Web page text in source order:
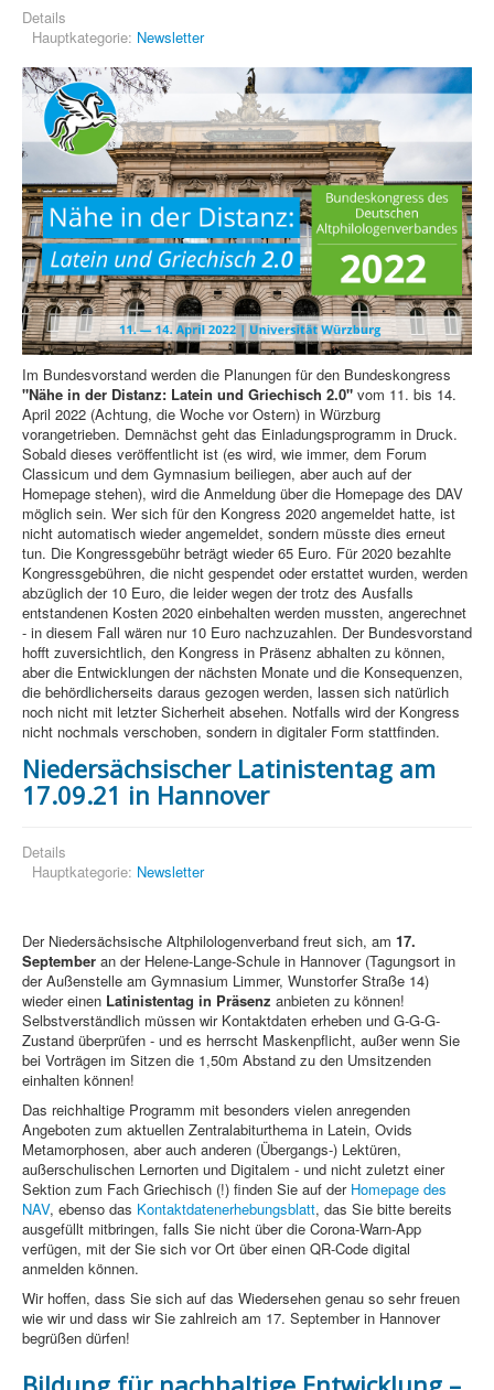
Details
Hauptkategorie: Newsletter
Im Bundesvorstand werden die Planungen für den Bundeskongress
"Nähe in der Distanz: Latein und Griechisch 2.0" vom 11. bis 14.
April 2022 (Achtung, die Woche vor Ostern) in Würzburg
vorangetrieben. Demnächst geht das Einladungsprogramm in Druck.
Sobald dieses veröffentlicht ist (es wird, wie immer, dem Forum
Classicum und dem Gymnasium beiliegen, aber auch auf der
Homepage stehen), wird die Anmeldung über die Homepage des DAV
möglich sein. Wer sich für den Kongress 2020 angemeldet hatte, ist
nicht automatisch wieder angemeldet, sondern müsste dies erneut
tun. Die Kongressgebühr beträgt wieder 65 Euro. Für 2020 bezahlte
Kongressgebühren, die nicht gespendet oder erstattet wurden, werden
abzüglich der 10 Euro, die leider wegen der trotz des Ausfalls
entstandenen Kosten 2020 einbehalten werden mussten, angerechnet
- in diesem Fall wären nur 10 Euro nachzuzahlen. Der Bundesvorstand
hofft zuversichtlich, den Kongress in Präsenz abhalten zu können,
aber die Entwicklungen der nächsten Monate und die Konsequenzen,
die behördlicherseits daraus gezogen werden, lassen sich natürlich
noch nicht mit letzter Sicherheit absehen. Notfalls wird der Kongress
nicht nochmals verschoben, sondern in digitaler Form stattfinden.
Niedersächsischer Latinistentag am
17.09.21 in Hannover
Details
Hauptkategorie: Newsletter
Der Niedersächsische Altphilologenverband freut sich, am 17.
September an der Helene-Lange-Schule in Hannover (Tagungsort in
der Außenstelle am Gymnasium Limmer, Wunstorfer Straße 14)
wieder einen Latinistentag in Präsenz anbieten zu können!
Selbstverständlich müssen wir Kontaktdaten erheben und G-G-G-
Zustand überprüfen - und es herrscht Maskenpflicht, außer wenn Sie
bei Vorträgen im Sitzen die 1,50m Abstand zu den Umsitzenden
einhalten können!
Das reichhaltige Programm mit besonders vielen anregenden
Angeboten zum aktuellen Zentralabiturthema in Latein, Ovids
Metamorphosen, aber auch anderen (Übergangs-) Lektüren,
außerschulischen Lernorten und Digitalem - und nicht zuletzt einer
Sektion zum Fach Griechisch (!) finden Sie auf der Homepage des
NAV, ebenso das Kontaktdatenerhebungsblatt, das Sie bitte bereits
ausgefüllt mitbringen, falls Sie nicht über die Corona-Warn-App
verfügen, mit der Sie sich vor Ort über einen QR-Code digital
anmelden können.
Wir hoffen, dass Sie sich auf das Wiedersehen genau so sehr freuen
wie wir und dass wir Sie zahlreich am 17. September in Hannover
begrüßen dürfen!